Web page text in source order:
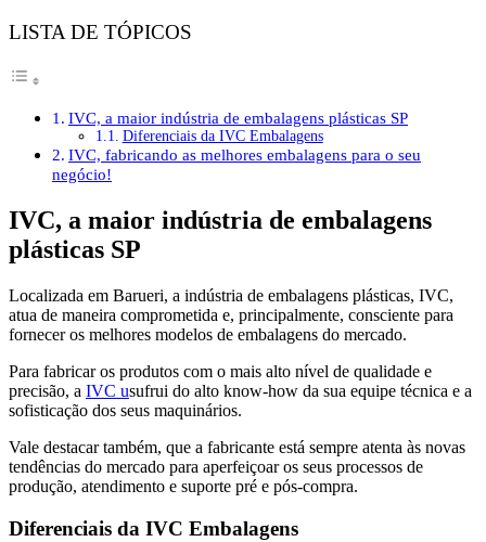
LISTA DE TÓPICOS
IVC, a maior indústria de embalagens plásticas SP
Diferenciais da IVC Embalagens
IVC, fabricando as melhores embalagens para o seu
negócio!
IVC, a maior indústria de embalagens
plásticas SP
Localizada em Barueri, a indústria de embalagens plásticas, IVC,
atua de maneira comprometida e, principalmente, consciente para
fornecer os melhores modelos de embalagens do mercado.
Para fabricar os produtos com o mais alto nível de qualidade e
precisão, a IVC usufrui do alto know-how da sua equipe técnica e a
sofisticação dos seus maquinários.
Vale destacar também, que a fabricante está sempre atenta às novas
tendências do mercado para aperfeiçoar os seus processos de
produção, atendimento e suporte pré e pós-compra.
Diferenciais da IVC Embalagens